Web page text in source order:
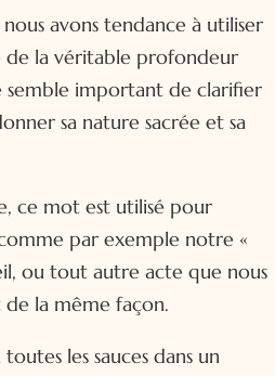
avons tendance à utiliser
de la véritable profondeur
semble important de clarifier
sa nature sacrée et sa
ce mot est utilisé pour
par exemple notre «
ou tout autre acte que nous
la même façon.
les sauces dans un